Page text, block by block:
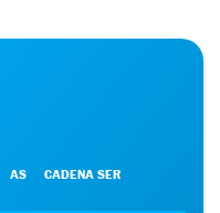
AS CADENA SER